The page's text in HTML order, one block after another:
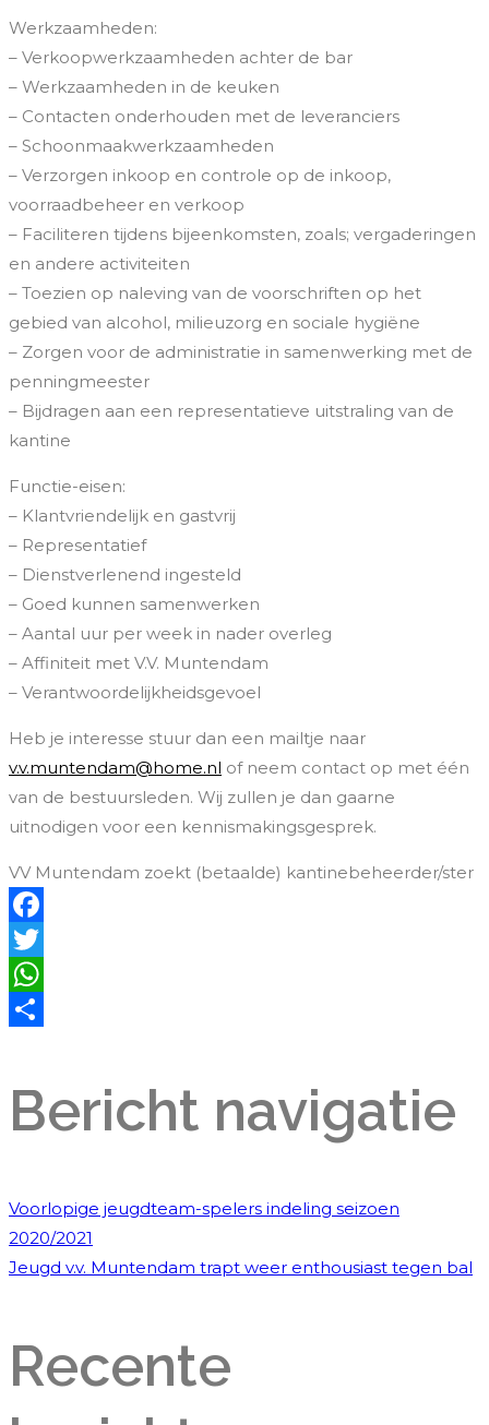
Werkzaamheden:
– Verkoopwerkzaamheden achter de bar
– Werkzaamheden in de keuken
– Contacten onderhouden met de leveranciers
– Schoonmaakwerkzaamheden
– Verzorgen inkoop en controle op de inkoop,
voorraadbeheer en verkoop
– Faciliteren tijdens bijeenkomsten, zoals; vergaderingen
en andere activiteiten
– Toezien op naleving van de voorschriften op het
gebied van alcohol, milieuzorg en sociale hygiëne
– Zorgen voor de administratie in samenwerking met de
penningmeester
– Bijdragen aan een representatieve uitstraling van de
kantine
Functie-eisen:
– Klantvriendelijk en gastvrij
– Representatief
– Dienstverlenend ingesteld
– Goed kunnen samenwerken
– Aantal uur per week in nader overleg
– Affiniteit met V.V. Muntendam
– Verantwoordelijkheidsgevoel
Heb je interesse stuur dan een mailtje naar
v.v.muntendam@home.nl of neem contact op met één
van de bestuursleden. Wij zullen je dan gaarne
uitnodigen voor een kennismakingsgesprek.
VV Muntendam zoekt (betaalde) kantinebeheerder/ster
Facebook
Twitter
WhatsApp
Bericht navigatie
Voorlopige jeugdteam-spelers indeling seizoen
2020/2021
Jeugd v.v. Muntendam trapt weer enthousiast tegen bal
Recente